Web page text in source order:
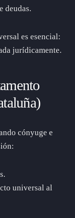
deudas.
es esencial:
jurídicamente.
cónyuge e
universal al